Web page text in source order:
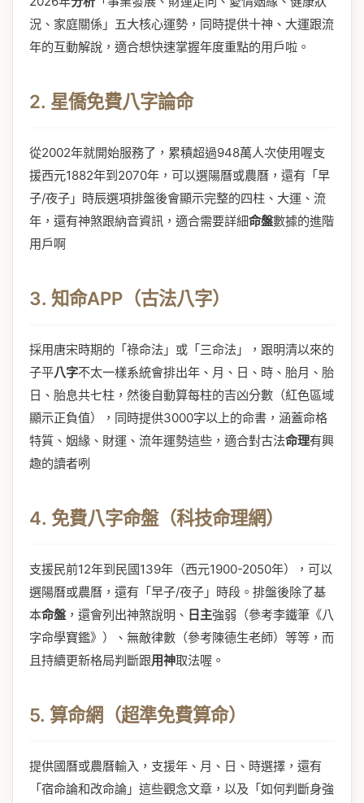
況、家庭關係」五大核心運勢，同時提供十神、大運跟流
年的互動解說，適合想快速掌握年度重點的用戶啦。
2. 星僑免費八字論命
從2002年就開始服務了，累積超過948萬人次使用喔支
援西元1882年到2070年，可以選陽曆或農曆，還有「早
子/夜子」時辰選項排盤後會顯示完整的四柱、大運、流
年，還有神煞跟納音資訊，適合需要詳細命盤數據的進階
用戶啊
3. 知命APP（古法八字）
採用唐宋時期的「祿命法」或「三命法」，跟明清以來的
子平八字不太一樣系統會排出年、月、日、時、胎月、胎
日、胎息共七柱，然後自動算每柱的吉凶分數（紅色區域
顯示正負值），同時提供3000字以上的命書，涵蓋命格
特質、姻緣、財運、流年運勢這些，適合對古法命理有興
趣的讀者咧
4. 免費八字命盤（科技命理網）
支援民前12年到民國139年（西元1900-2050年），可以
選陽曆或農曆，還有「早子/夜子」時段。排盤後除了基
本命盤 ，還會列出神煞說明、 日主強弱（參考李鐵筆《八
字命學寶鑑》）、無敵律數（參考陳德生老師）等等，而
且持續更新格局判斷跟用神取法喔。
5. 算命網（超準免費算命）
提供國曆或農曆輸入，支援年、月、日、時選擇，還有
「宿命論和改命論」這些觀念文章，以及「如何判斷身強